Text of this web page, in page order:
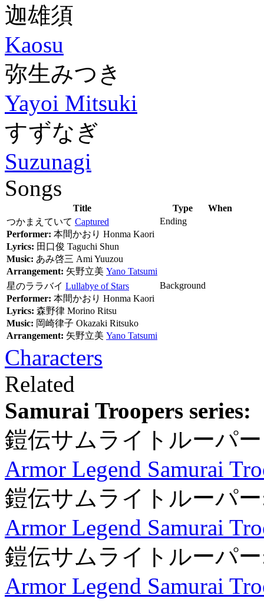
迦雄須
Kaosu
弥生みつき
Yayoi Mitsuki
すずなぎ
Suzunagi
Songs
Title Type
When
つかまえていて Captured
Performer: 本間かおり Honma Kaori
Lyrics: 田口俊 Taguchi Shun
Music: あみ啓三 Ami Yuuzou
Arrangement: 矢野立美 Yano Tatsumi
Ending
星のララバイ Lullabye of Stars
Performer: 本間かおり Honma Kaori
Lyrics: 森野律 Morino Ritsu
Music: 岡崎律子 Okazaki Ritsuko
Arrangement: 矢野立美 Yano Tatsumi
Background
Characters
Related
Samurai Troopers series:
鎧伝サムライトルーパー
Armor Legend Samurai
鎧伝サムライトルーパ
Armor Legend Samurai
鎧伝サムライトルーパ
Armor Legend Samurai